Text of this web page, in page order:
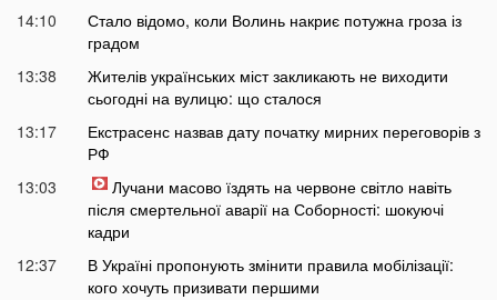
14:10
Стало відомо, коли Волинь накриє потужна гроза із
градом
13:38
Жителів українських міст закликають не виходити
сьогодні на вулицю: що сталося
13:17
Екстрасенс назвав дату початку мирних переговорів з
РФ
13:03
Лучани масово їздять на червоне світло навіть
після смертельної аварії на Соборності: шокуючі
кадри
12:37
В Україні пропонують змінити правила мобілізації:
кого хочуть призивати першими